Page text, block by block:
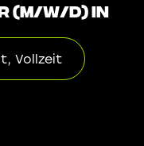
(m/w/d) in
Vollzeit